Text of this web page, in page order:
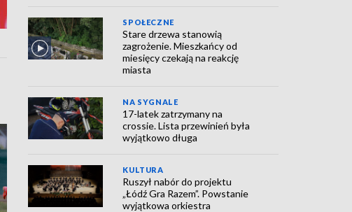
SPOŁECZNE
Stare drzewa stanowią
zagrożenie. Mieszkańcy od
miesięcy czekają na reakcję
miasta
NA SYGNALE
17-latek zatrzymany na
crossie. Lista przewinień była
wyjątkowo długa
KULTURA
Ruszył nabór do projektu
„Łódź Gra Razem”. Powstanie
wyjątkowa orkiestra